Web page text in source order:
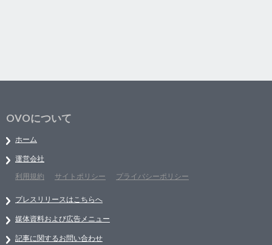
OVOについて
ホーム
運営会社
利用規約
サイトポリシー プライバシーポリシー
プレスリリースはこちらへ
媒体資料および広告メニュー
記事に関するお問い合わせ